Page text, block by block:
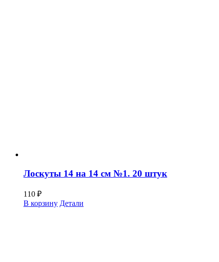
Лоскуты 14 на 14 см №1. 20 штук
110 ₽
В корзину Детали